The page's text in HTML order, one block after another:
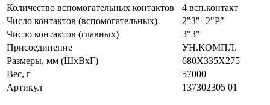
Количество вспомогательных контактов
4 всп.контакт
Число контактов (вспомогательных)
2"З"+2"Р"
Число контактов (главных)
3"З"
Присоединение
УН.КОМПЛ.
Размеры, мм (ШхВхГ)
680Х335Х275
Вес, г
57000
Артикул
137302305 01